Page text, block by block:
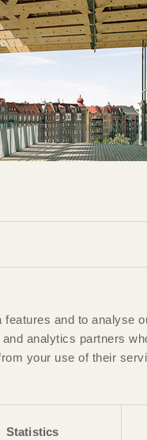
and to analyse
analytics partners
your use of their
Statistics